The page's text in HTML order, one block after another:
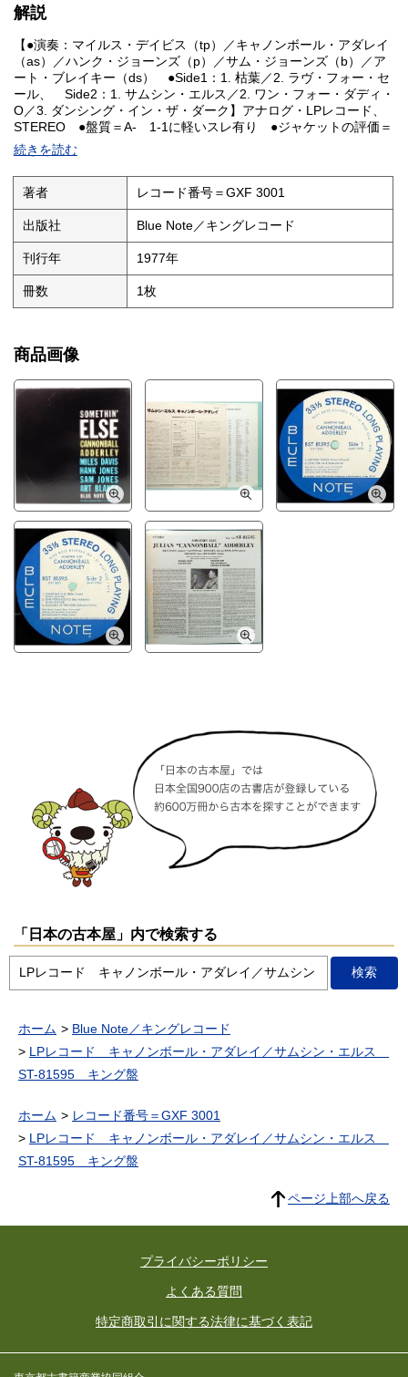
解説
【●演奏：マイルス・デイビス（tp）／キャノンボール・アダレイ
（as）／ハンク・ジョーンズ（p）／サム・ジョーンズ（b）／ア
ート・ブレイキー（ds） ●Side1：1. 枯葉／2. ラヴ・フォー・セ
ール、 Side2：1. サムシン・エルス／2. ワン・フォー・ダディ・
O／3. ダンシング・イン・ザ・ダーク】アナログ・LPレコード、
STEREO ●盤質＝A- 1-1に軽いスレ有り ●ジャケットの評価＝
A- 裏面にシミ汚れ有り ライナーノーツ：少汚れ有り、下角に小
折れ
続きを読む
著者 レコード番号＝GXF 3001
出版社 Blue Note／キングレコード
刊行年 1977年
冊数 1枚
商品画像
「日本の古本屋」内で検索する
ホーム
Blue Note／キングレコード
LPレコード キャノンボール・アダレイ／サムシン・エルス
ST-81595 キング盤
ホーム
レコード番号＝GXF 3001
LPレコード キャノンボール・アダレイ／サムシン・エルス
ST-81595 キング盤
ページ上部へ戻る
プライバシーポリシー
よくある質問
特定商取引に関する法律に基づく表記